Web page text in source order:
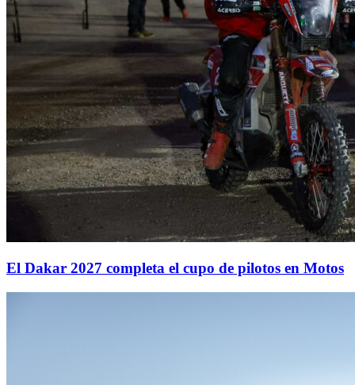
El Dakar 2027 completa el cupo de pilotos en Motos